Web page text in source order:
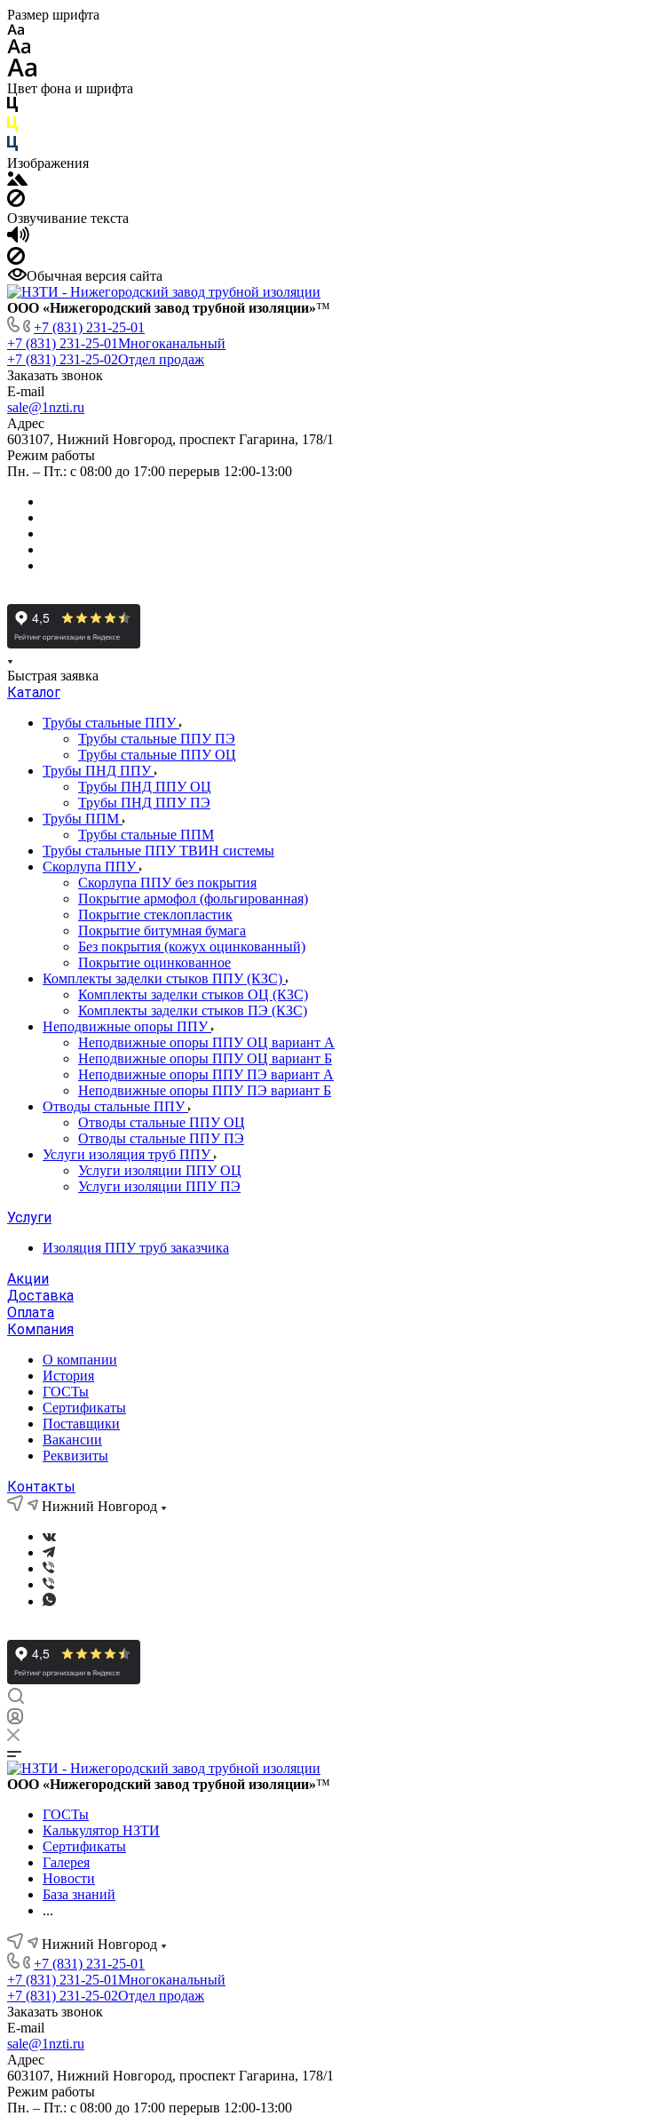
Размер шрифта
Цвет фона и шрифта
Изображения
Озвучивание текста
Обычная версия сайта
ООО «Нижегородский завод трубной изоляции»™
+7 (831) 231-25-01
+7 (831) 231-25-01Многоканальный
+7 (831) 231-25-02Отдел продаж
Заказать звонок
E-mail
sale@1nzti.ru
Адрес
603107, Нижний Новгород, проспект Гагарина, 178/1
Режим работы
Пн. – Пт.: с 08:00 до 17:00 перерыв 12:00-13:00
Быстрая заявка
Каталог
Трубы стальные ППУ
Трубы стальные ППУ ПЭ
Трубы стальные ППУ ОЦ
Трубы ПНД ППУ
Трубы ПНД ППУ ОЦ
Трубы ПНД ППУ ПЭ
Трубы ППМ
Трубы стальные ППМ
Трубы стальные ППУ ТВИН системы
Скорлупа ППУ
Скорлупа ППУ без покрытия
Покрытие армофол (фольгированная)
Покрытие стеклопластик
Покрытие битумная бумага
Без покрытия (кожух оцинкованный)
Покрытие оцинкованное
Комплекты заделки стыков ППУ (КЗС)
Комплекты заделки стыков ОЦ (КЗС)
Комплекты заделки стыков ПЭ (КЗС)
Неподвижные опоры ППУ
Неподвижные опоры ППУ ОЦ вариант А
Неподвижные опоры ППУ ОЦ вариант Б
Неподвижные опоры ППУ ПЭ вариант А
Неподвижные опоры ППУ ПЭ вариант Б
Отводы стальные ППУ
Отводы стальные ППУ ОЦ
Отводы стальные ППУ ПЭ
Услуги изоляция труб ППУ
Услуги изоляции ППУ ОЦ
Услуги изоляции ППУ ПЭ
Услуги
Изоляция ППУ труб заказчика
Акции
Доставка
Оплата
Компания
О компании
История
ГОСТы
Сертификаты
Поставщики
Вакансии
Реквизиты
Контакты
Нижний Новгород
ООО «Нижегородский завод трубной изоляции»™
ГОСТы
Калькулятор НЗТИ
Сертификаты
Галерея
Новости
База знаний
...
Нижний Новгород
+7 (831) 231-25-01
+7 (831) 231-25-01Многоканальный
+7 (831) 231-25-02Отдел продаж
Заказать звонок
E-mail
sale@1nzti.ru
Адрес
603107, Нижний Новгород, проспект Гагарина, 178/1
Режим работы
Пн. – Пт.: с 08:00 до 17:00 перерыв 12:00-13:00